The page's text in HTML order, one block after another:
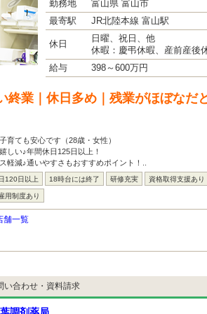
勤務地
富山県 富山市
最寄駅
JR北陸本線 富山駅
休日
日曜、祝日、他
休暇：慶弔休暇、産前産後
給与
398～600万円
終業｜休日多め｜残業がほぼなだ
育ても安心です（28歳・女性）
しい♪年間休日125日以上！
軽減♪通いやすさもおすすめポイント！..
120日以上 18時台には終了 研修充実 資格取得支援あり
用制度あり
舗一覧
い合わせ・資料請求